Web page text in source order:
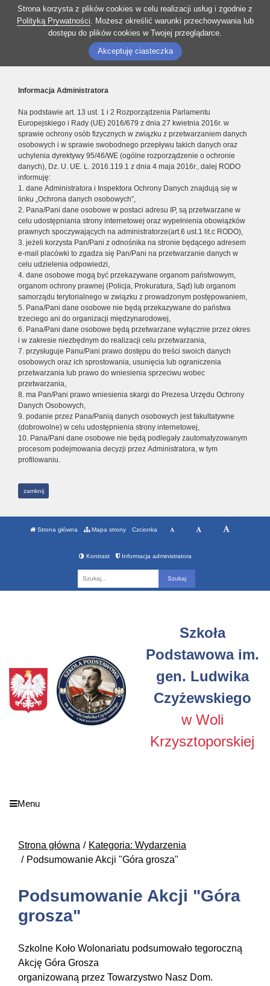
Strona korzysta z plików cookies w celu realizacji usług i zgodnie z
Polityką Prywatności. Możesz określić warunki przechowywania lub
dostępu do plików cookies w Twojej przeglądarce.
Akceptuję ciasteczka
Informacja Administratora
Na podstawie art. 13 ust. 1 i 2 Rozporządzenia Parlamentu
Europejskiego i Rady (UE) 2016/679 z dnia 27 kwietnia 2016r. w
sprawie ochrony osób fizycznych w związku z przetwarzaniem danych
osobowych i w sprawie swobodnego przepływu takich danych oraz
uchylenia dyrektywy 95/46/WE (ogólne rozporządzenie o ochronie
danych), Dz. U. UE. L. 2016.119.1 z dnia 4 maja 2016r., dalej RODO
informuję:
1. dane Administratora i Inspektora Ochrony Danych znajdują się w
linku „Ochrona danych osobowych”,
2. Pana/Pani dane osobowe w postaci adresu IP, są przetwarzane w
celu udostępniania strony internetowej oraz wypełnienia obowiązków
prawnych spoczywających na administratorze(art.6 ust.1 lit.c RODO),
3. jeżeli korzysta Pan/Pani z odnośnika na stronie będącego adresem
e-mail placówki to zgadza się Pan/Pani na przetwarzanie danych w
celu udzielenia odpowiedzi,
4. dane osobowe mogą być przekazywane organom państwowym,
organom ochrony prawnej (Policja, Prokuratura, Sąd) lub organom
samorządu terytorialnego w związku z prowadzonym postępowaniem,
5. Pana/Pani dane osobowe nie będą przekazywane do państwa
trzeciego ani do organizacji międzynarodowej,
6. Pana/Pani dane osobowe będą przetwarzane wyłącznie przez okres
i w zakresie niezbędnym do realizacji celu przetwarzania,
7. przysługuje Panu/Pani prawo dostępu do treści swoich danych
osobowych oraz ich sprostowania, usunięcia lub ograniczenia
przetwarzania lub prawo do wniesienia sprzeciwu wobec
przetwarzania,
8. ma Pan/Pani prawo wniesienia skargi do Prezesa Urzędu Ochrony
Danych Osobowych,
9. podanie przez Pana/Panią danych osobowych jest fakultatywne
(dobrowolne) w celu udostępnienia strony internetowej,
10. Pana/Pani dane osobowe nie będą podlegały zautomatyzowanym
procesom podejmowania decyzji przez Administratora, w tym
profilowaniu.
zamknij
Strona główna Mapa strony Czcionka
Kontrast Informacja administratora
Szkoła
Podstawowa im.
gen. Ludwika
Czyżewskiego
w Woli
Krzysztoporskiej
Menu
Strona główna
Kategoria: Wydarzenia
Podsumowanie Akcji "Góra grosza"
Podsumowanie Akcji "Góra
grosza"
Szkolne Koło Wolonariatu podsumowało tegoroczną
Akcję Góra Grosza
organizowaną przez Towarzystwo Nasz Dom.